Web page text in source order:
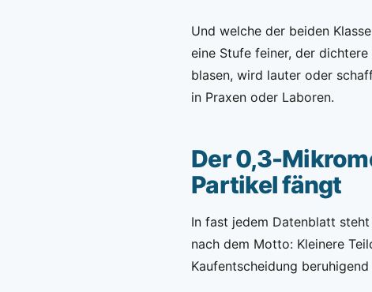
Und welche der beiden
eine Stufe feiner, der
blasen, wird lauter oder
in Praxen oder Laboren.
Der 0,3-
Partikel fängt
In fast jedem Datenblatt
nach dem Motto: Kleinere
Kaufentscheidung beruhigend